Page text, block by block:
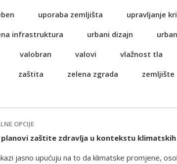
uporaba zemljišta upravljanje
infrastruktura
urbani dizajn
valobran valovi vlažnost tla
zaštita zelena zgrada zemljište
OPCIJE
planovi zaštite zdravlja u kontekstu
jasno upućuju na to da klimatske promjene,